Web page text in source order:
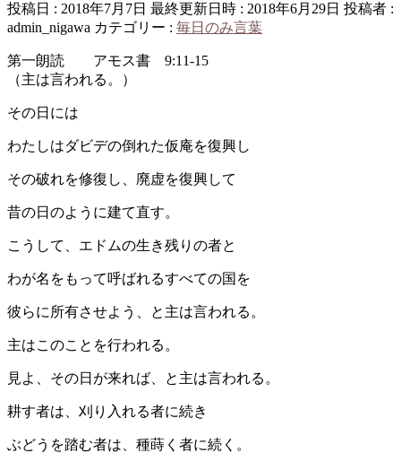
投稿日 : 2018年7月7日 最終更新日時 : 2018年6月29日 投稿者 :
admin_nigawa カテゴリー : 毎日のみ言葉
第一朗読 アモス書 9:11-15
（主は言われる。）
その日には
わたしはダビデの倒れた仮庵を復興し
その破れを修復し、廃虚を復興して
昔の日のように建て直す。
こうして、エドムの生き残りの者と
わが名をもって呼ばれるすべての国を
彼らに所有させよう、と主は言われる。
主はこのことを行われる。
見よ、その日が来れば、と主は言われる。
耕す者は、刈り入れる者に続き
ぶどうを踏む者は、種蒔く者に続く。